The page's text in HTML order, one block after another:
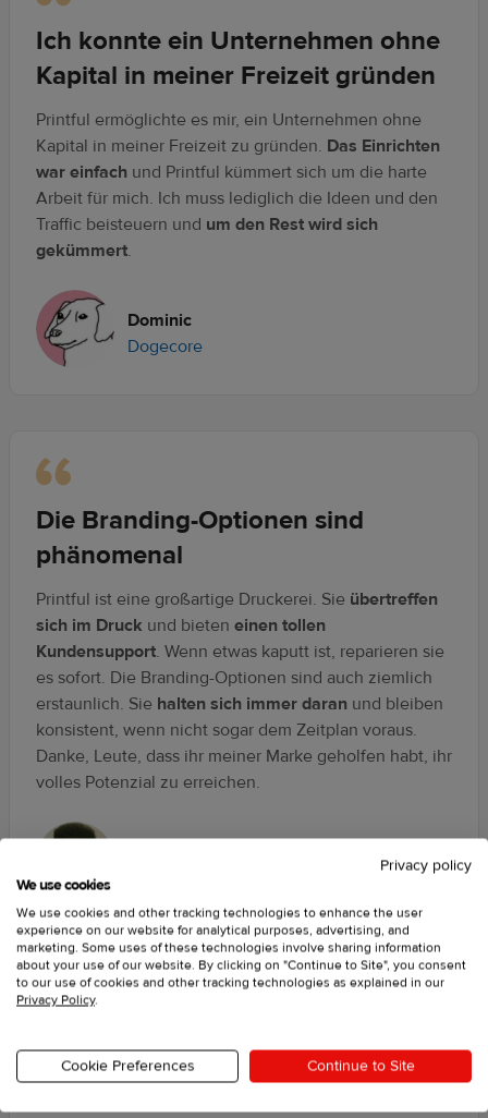
Ich konnte ein Unternehmen ohne
Kapital in meiner Freizeit gründen
Printful ermöglichte es mir, ein Unternehmen ohne
Kapital in meiner Freizeit zu gründen. Das Einrichten
war einfach und Printful kümmert sich um die harte
Arbeit für mich. Ich muss lediglich die Ideen und den
Traffic beisteuern und um den Rest wird sich
gekümmert.
Dominic
Dogecore
Die Branding-Optionen sind
phänomenal
Printful ist eine großartige Druckerei. Sie übertreffen
sich im Druck und bieten einen tollen
Kundensupport. Wenn etwas kaputt ist, reparieren sie
es sofort. Die Branding-Optionen sind auch ziemlich
erstaunlich. Sie halten sich immer daran und bleiben
konsistent, wenn nicht sogar dem Zeitplan voraus.
Danke, Leute, dass ihr meiner Marke geholfen habt, ihr
volles Potenzial zu erreichen.
Printful ist ein Unternehmen für
Kundenservice
Privacy policy
We use cookies
We use cookies and other tracking technologies to enhance the user
experience on our website for analytical purposes, advertising, and
marketing. Some uses of these technologies involve sharing information
about your use of our website. By clicking on "Continue to Site", you consent
to our use of cookies and other tracking technologies as explained in our
Privacy Policy.
Cookie Preferences Continue to Site